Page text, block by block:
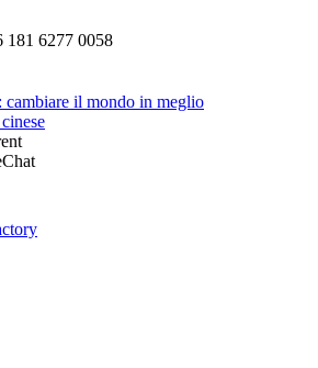
181 6277 0058
il mondo in meglio